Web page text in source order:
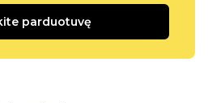
parduotuvę